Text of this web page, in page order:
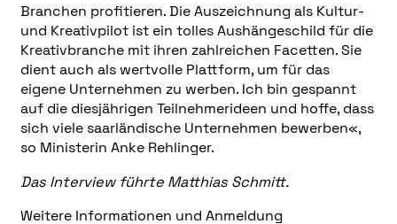
Branchen profitieren. Die Auszeichnung als Kultur-
und Kreativpilot ist ein tolles Aushängeschild für die
Kreativbranche mit ihren zahlreichen Facetten. Sie
dient auch als wertvolle Plattform, um für das
eigene Unternehmen zu werben. Ich bin gespannt
auf die diesjährigen Teilnehmerideen und hoffe, dass
sich viele saarländische Unternehmen bewerben«,
so Ministerin Anke Rehlinger.
Das Interview führte Matthias Schmitt.
Weitere Informationen und Anmeldung